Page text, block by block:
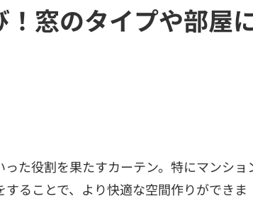
窓のタイプや部屋
た役割を果たすカーテン。特にマンショ
ることで、より快適な空間作りができま